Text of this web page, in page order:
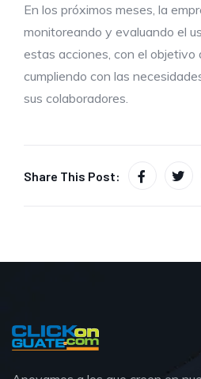
En los próximos meses, la
monitoreando y evaluando el
estas acciones, con el objetivo
cumpliendo con las
sus colaboradores.
Share This Post: